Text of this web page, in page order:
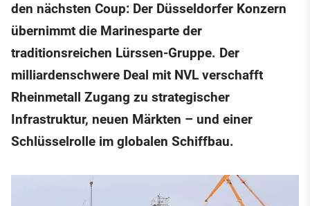
den nächsten Coup: Der Düsseldorfer Konzern
übernimmt die Marinesparte der
traditionsreichen Lürssen-Gruppe. Der
milliardenschwere Deal mit NVL verschafft
Rheinmetall Zugang zu strategischer
Infrastruktur, neuen Märkten – und einer
Schlüsselrolle im globalen Schiffbau.